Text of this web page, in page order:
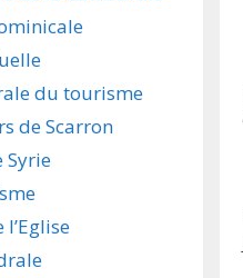
du tourisme
de Scarron
Syrie
l’Eglise